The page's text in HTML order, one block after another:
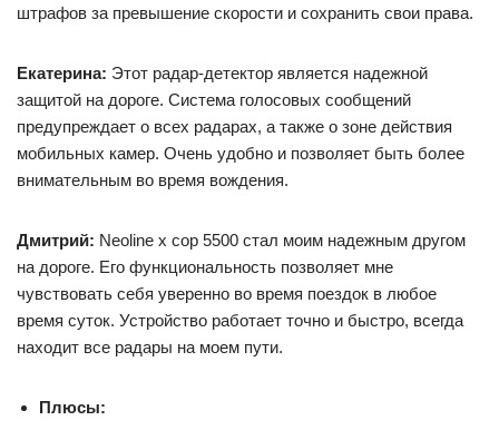
штрафов за превышение скорости и сохранить свои права.
Екатерина: Этот радар-детектор является надежной
защитой на дороге. Система голосовых сообщений
предупреждает о всех радарах, а также о зоне действия
мобильных камер. Очень удобно и позволяет быть более
внимательным во время вождения.
Дмитрий: Neoline x cop 5500 стал моим надежным другом
на дороге. Его функциональность позволяет мне
чувствовать себя уверенно во время поездок в любое
время суток. Устройство работает точно и быстро, всегда
находит все радары на моем пути.
Плюсы: